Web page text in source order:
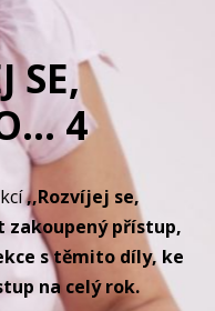
SE,
4
,,Rozvíjej se,
přístup,
s těmito díly, ke
na celý rok.